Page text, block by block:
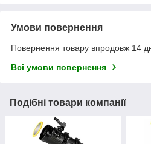
Умови повернення
Повернення товару впродовж 14
Всі умови повернення
Подібні товари компанії